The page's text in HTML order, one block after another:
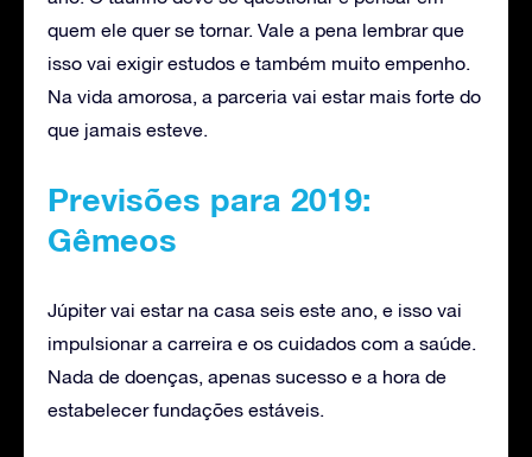
quem ele quer se tornar. Vale a pena lembrar que
isso vai exigir estudos e também muito empenho.
Na vida amorosa, a parceria vai estar mais forte do
que jamais esteve.
Previsões para 2019:
Gêmeos
Júpiter vai estar na casa seis este ano, e isso vai
impulsionar a carreira e os cuidados com a saúde.
Nada de doenças, apenas sucesso e a hora de
estabelecer fundações estáveis.